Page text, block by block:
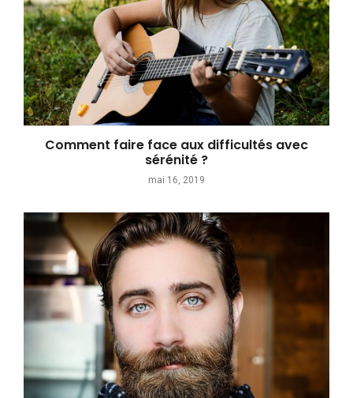
Comment faire face aux difficultés avec
sérénité ?
mai 16, 2019